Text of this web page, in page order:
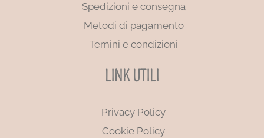
Spedizioni e consegna
Metodi di pagamento
Temini e condizioni
LINK UTILI
Privacy Policy
Cookie Policy